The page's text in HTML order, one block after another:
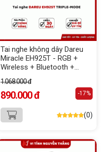
Tai nghe không dây Dareu
Miracle EH925T - RGB +
Wireless + Bluetooth +
1.068.000 đ
890.000 đ -17%
(0)